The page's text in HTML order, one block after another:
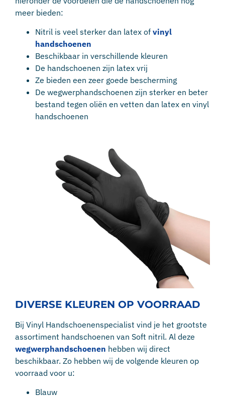
meer bieden:
Nitril is veel sterker dan latex of vinyl
handschoenen
Beschikbaar in verschillende kleuren
De handschoenen zijn latex vrij
Ze bieden een zeer goede bescherming
De wegwerphandschoenen zijn sterker en beter
bestand tegen oliën en vetten dan latex en vinyl
handschoenen
DIVERSE KLEUREN OP VOORRAAD
Bij Vinyl Handschoenenspecialist vind je het grootste
assortiment handschoenen van Soft nitril. Al deze
wegwerphandschoenen hebben wij direct
beschikbaar. Zo hebben wij de volgende kleuren op
voorraad voor u:
Blauw